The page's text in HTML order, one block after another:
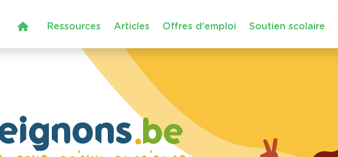
Ressources Articles Offres d'emploi Soutien scolaire